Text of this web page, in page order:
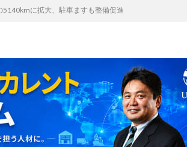
に拡大、駐車ますも整備促進